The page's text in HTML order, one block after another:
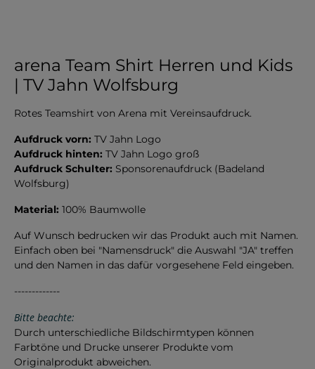
arena Team Shirt Herren und Kids
| TV Jahn Wolfsburg
Rotes Teamshirt von Arena mit Vereinsaufdruck.
Aufdruck vorn: TV Jahn Logo
Aufdruck hinten: TV Jahn Logo groß
Aufdruck Schulter: Sponsorenaufdruck (Badeland
Wolfsburg)
Material: 100% Baumwolle
Auf Wunsch bedrucken wir das Produkt auch mit Namen.
Einfach oben bei "Namensdruck" die Auswahl "JA" treffen
und den Namen in das dafür vorgesehene Feld eingeben.
-------------
Bitte beachte:
Durch unterschiedliche Bildschirmtypen können
Farbtöne und Drucke unserer Produkte vom
Originalprodukt abweichen.